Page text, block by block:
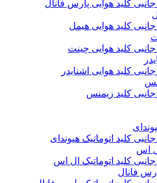
کلید هوایی پارس فانال
کلید هوایی هیمل
کلید هوایی چینت
کلید هوایی اشنایدر
کلید زیمنس
کلید اتوماتیک هیوندای
اس
کلید اتوماتیک ال اس
فانال